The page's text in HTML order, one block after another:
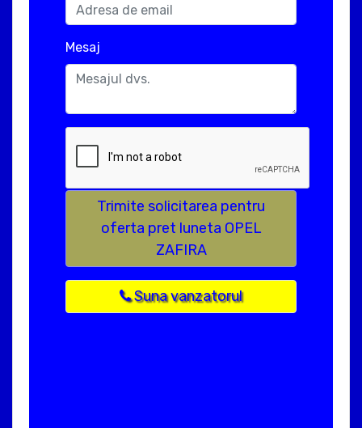
Mesaj
Trimite solicitarea pentru
oferta pret luneta OPEL
ZAFIRA
Suna vanzatorul